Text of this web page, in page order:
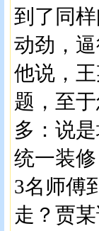
到了同
动劲，
他说，
题，至
多：说
统一装
3名师傅
走？贾